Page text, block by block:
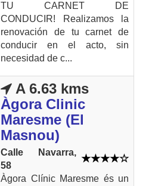
TU CARNET DE
CONDUCIR! Realizamos la
renovación de tu carnet de
conducir en el acto, sin
necesidad de c...
A 6.63 kms
Àgora Clinic
Maresme (El
Masnou)
Calle Navarra,
58
Àgora Clínic Maresme és un